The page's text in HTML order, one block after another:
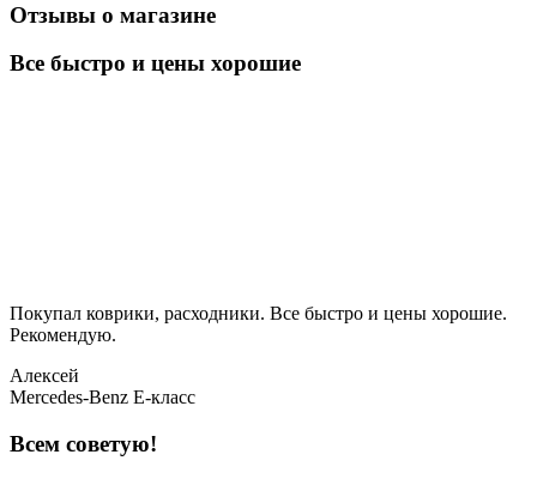
Отзывы о магазине
Все быстро и цены хорошие
Покупал коврики, расходники. Все быстро и цены хорошие.
Рекомендую.
Алексей
Mercedes-Benz E-класс
Всем советую!